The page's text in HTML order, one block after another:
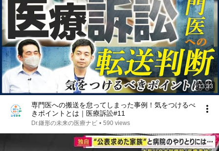
13:33
専門医への搬送を怠ってしまった事例！気をつけるべ
きポイントとは｜医療訴訟#11
Dr.鎌形の未来の医療ナビ • 590 views